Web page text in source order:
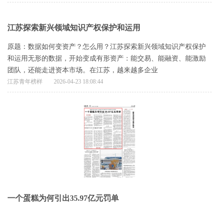
江苏探索新兴领域知识产权保护和运用
原题：数据如何变资产？怎么用？江苏探索新兴领域知识产权保护
和运用无形的数据，开始变成有形资产：能交易、能融资、能激励
团队，还能走进资本市场。在江苏，越来越多企业
江苏青年榜样 2026-04-23 18:08:44
一个蛋糕为何引出35.97亿元罚单